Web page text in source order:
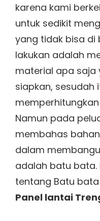
karena kami
untuk sedikit
yang tidak bisa di
lakukan adalah
material apa saja
siapkan, sesudah
Namun pada
membahas
dalam
adalah batu bata.
tentang Batu
Panel lantai